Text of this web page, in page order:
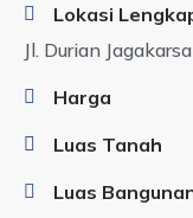
Lokasi
Jl. Durian
Harga
Luas Tanah
Luas